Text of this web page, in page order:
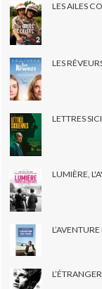
LES AILES
LES
LETTRES
LUMIÈRE,